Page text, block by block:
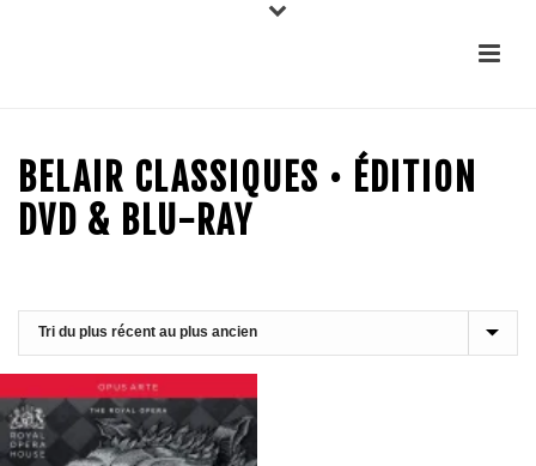
BELAIR CLASSIQUES • ÉDITION
DVD & BLU-RAY